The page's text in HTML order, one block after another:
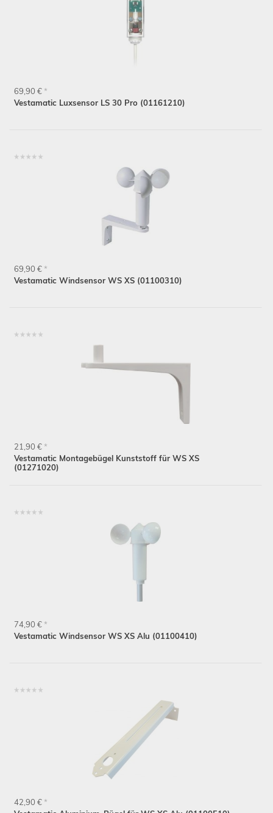
Vestamatic Luxsensor LS 30 Pro (01161210)
69,90 € *
Vestamatic Windsensor WS XS (01100310)
69,90 € *
Vestamatic Montagebügel Kunststoff für WS XS
(01271020)
21,90 € *
Vestamatic Windsensor WS XS Alu (01100410)
74,90 € *
42,90 € *